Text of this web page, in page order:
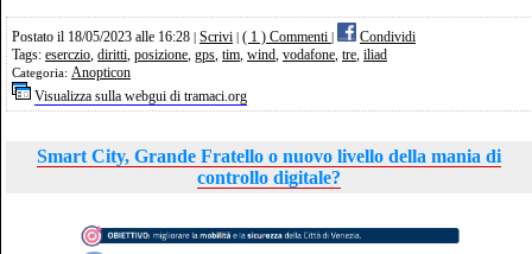
Postato il 18/05/2023 alle 16:28 Scrivi ( 1 ) Commenti
Condividi
Tags: eserczio diritti posizione gps tim wind vodafone tre iliad
Categoria: Anopticon
Visualizza sulla webgui di tramaci.org
Smart City, Grande Fratello o nuovo livello della mania di
controllo digitale?